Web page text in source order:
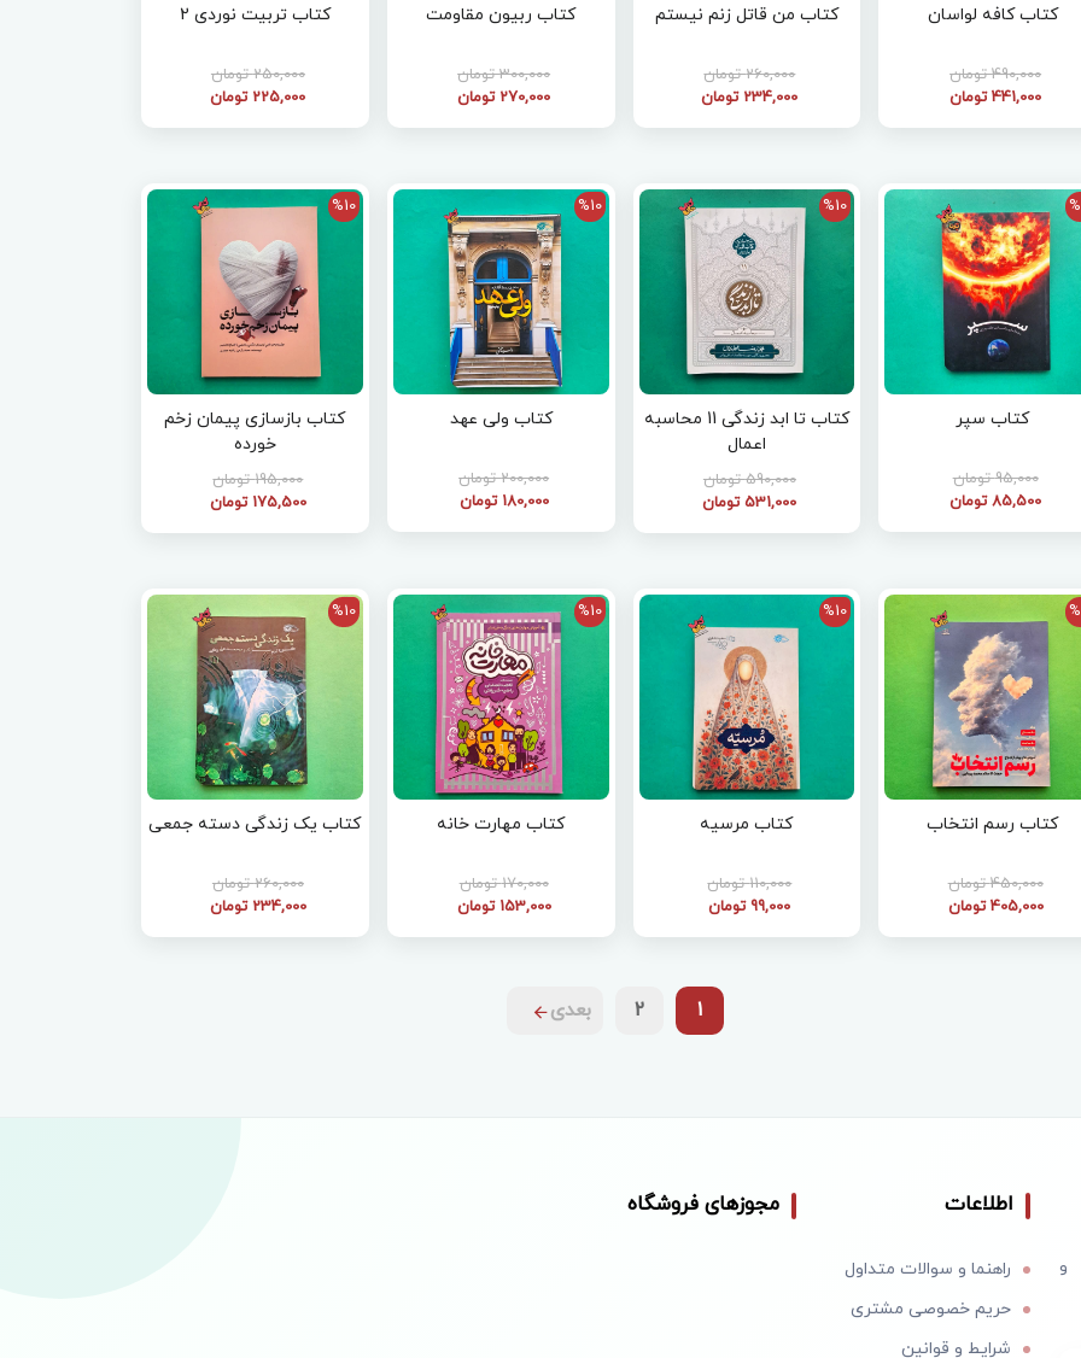
کتاب کافه لواسان
490,000 تومان
441,000 تومان
کتاب من قاتل زنم نیستم
260,000 تومان
234,000 تومان
کتاب ربیون مقاومت
300,000 تومان
270,000 تومان
کتاب تربیت نوردی 2
250,000 تومان
225,000 تومان
کتاب سپر
95,000 تومان
85,500 تومان
%10
کتاب تا ابد زندگی 11 محاسبه
اعمال
590,000 تومان
531,000 تومان
%10
کتاب ولی عهد
200,000 تومان
180,000 تومان
%10
کتاب بازسازی پیمان زخم
خورده
195,000 تومان
175,500 تومان
کتاب رسم انتخاب
450,000 تومان
405,000 تومان
%10
کتاب مرسیه
110,000 تومان
99,000 تومان
%10
کتاب مهارت خانه
170,000 تومان
153,000 تومان
%10
کتاب یک زندگی دسته جمعی
260,000 تومان
234,000 تومان
1
2 بعدی
و
اطلاعات
راهنما و سوالات متداول
حریم خصوصی مشتری
شرایط و قوانین
مجوزهای فروشگاه